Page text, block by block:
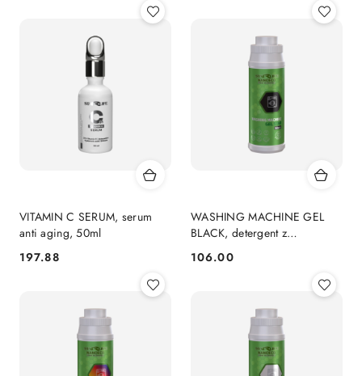
VITAMIN C SERUM, serum
anti aging, 50ml
Cena:
197.88
WASHING MACHINE GEL
BLACK, detergent z
ciemnych tkanin
Cena:
106.00